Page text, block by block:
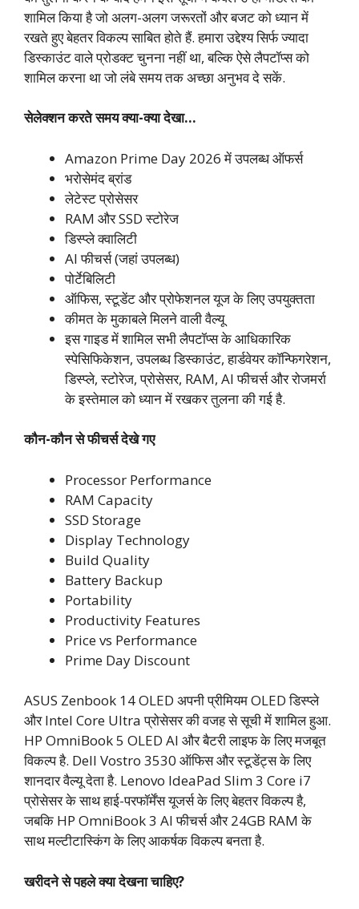
शामिल किया है जो अलग-अलग जरूरतों और बजट को ध्यान में
रखते हुए बेहतर विकल्प साबित होते हैं. हमारा उद्देश्य सिर्फ ज्यादा
डिस्काउंट वाले प्रोडक्ट चुनना नहीं था, बल्कि ऐसे लैपटॉप्स को
शामिल करना था जो लंबे समय तक अच्छा अनुभव दे सकें.
सेलेक्शन करते समय क्या-क्या देखा…
Amazon Prime Day 2026 में उपलब्ध ऑफर्स
भरोसेमंद ब्रांड
लेटेस्ट प्रोसेसर
RAM और SSD स्टोरेज
डिस्प्ले क्वालिटी
AI फीचर्स (जहां उपलब्ध)
पोर्टेबिलिटी
ऑफिस, स्टूडेंट और प्रोफेशनल यूज के लिए उपयुक्तता
कीमत के मुकाबले मिलने वाली वैल्यू
इस गाइड में शामिल सभी लैपटॉप्स के आधिकारिक
स्पेसिफिकेशन, उपलब्ध डिस्काउंट, हार्डवेयर कॉन्फिगरेशन,
डिस्प्ले, स्टोरेज, प्रोसेसर, RAM, AI फीचर्स और रोजमर्रा
के इस्तेमाल को ध्यान में रखकर तुलना की गई है.
कौन-कौन से फीचर्स देखे गए
Processor Performance
RAM Capacity
SSD Storage
Display Technology
Build Quality
Battery Backup
Portability
Productivity Features
Price vs Performance
Prime Day Discount
ASUS Zenbook 14 OLED अपनी प्रीमियम OLED डिस्प्ले
और Intel Core Ultra प्रोसेसर की वजह से सूची में शामिल हुआ.
HP OmniBook 5 OLED AI और बैटरी लाइफ के लिए मजबूत
विकल्प है. Dell Vostro 3530 ऑफिस और स्टूडेंट्स के लिए
शानदार वैल्यू देता है. Lenovo IdeaPad Slim 3 Core i7
प्रोसेसर के साथ हाई-परफॉर्मेंस यूजर्स के लिए बेहतर विकल्प है,
जबकि HP OmniBook 3 AI फीचर्स और 24GB RAM के
साथ मल्टीटास्किंग के लिए आकर्षक विकल्प बनता है.
खरीदने से पहले क्या देखना चाहिए?